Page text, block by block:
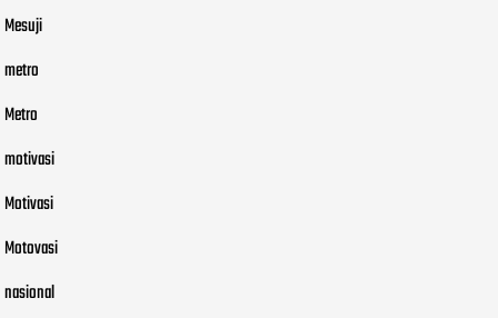
Mesuji
metro
Metro
motivasi
Motivasi
Motovasi
nasional